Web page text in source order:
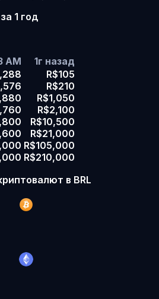
1 год
AM 1г назад
R$105
R$210
R$1,050
R$2,100
R$10,500
R$21,000
R$105,000
R$210,000
в BRL